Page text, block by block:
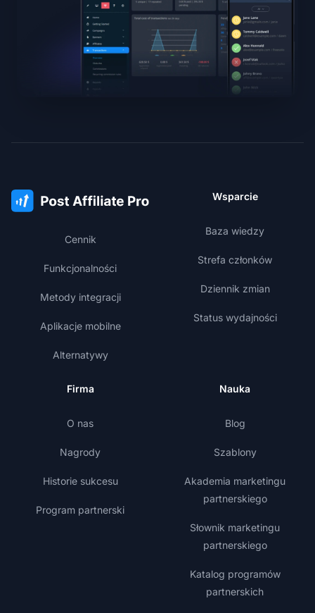
Cennik
Funkcjonalności
Metody integracji
Aplikacje mobilne
Alternatywy
Wsparcie
Baza wiedzy
Strefa członków
Dziennik zmian
Status wydajności
Firma
O nas
Nagrody
Historie sukcesu
Program partnerski
Nauka
Blog
Szablony
Akademia marketingu
partnerskiego
Słownik marketingu
partnerskiego
Katalog programów
partnerskich